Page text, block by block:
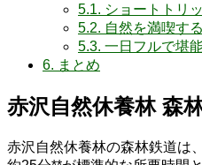
5.1. ショートトリ
5.2. 自然を満喫す
5.3. 一日フルで堪
6. まとめ
赤沢自然休養林 森
赤沢自然休養林の森林鉄道は